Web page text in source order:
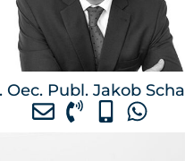
Oec. Publ. Jakob